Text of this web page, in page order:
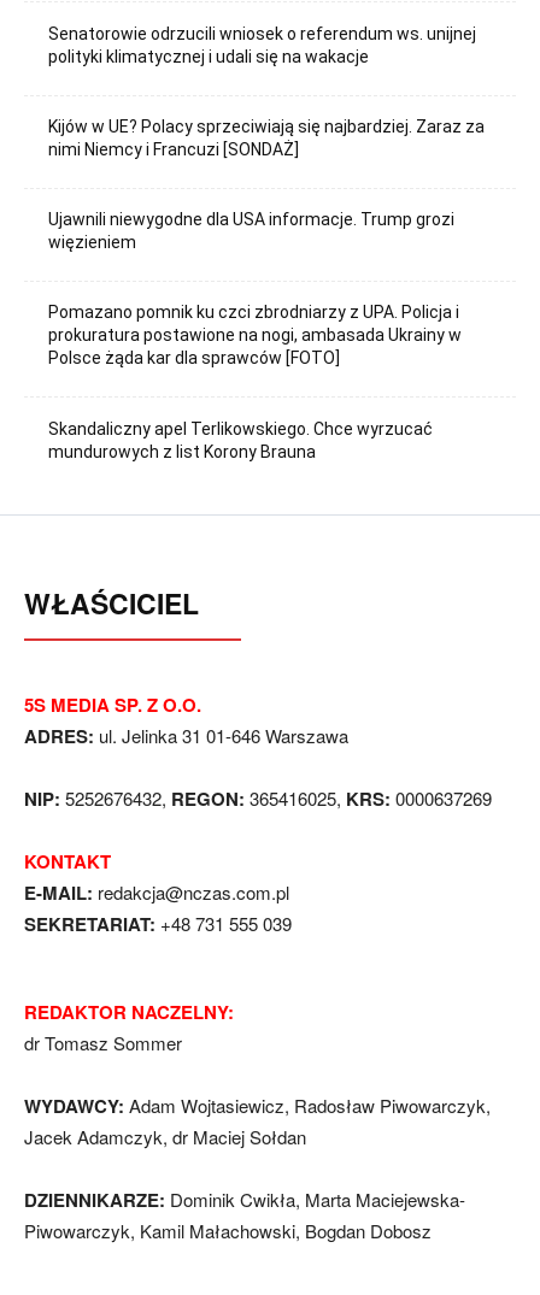
Senatorowie odrzucili wniosek o referendum ws. unijnej
polityki klimatycznej i udali się na wakacje
Kijów w UE? Polacy sprzeciwiają się najbardziej. Zaraz za
nimi Niemcy i Francuzi [SONDAŻ]
Ujawnili niewygodne dla USA informacje. Trump grozi
więzieniem
Pomazano pomnik ku czci zbrodniarzy z UPA. Policja i
prokuratura postawione na nogi, ambasada Ukrainy w
Polsce żąda kar dla sprawców [FOTO]
Skandaliczny apel Terlikowskiego. Chce wyrzucać
mundurowych z list Korony Brauna
WŁAŚCICIEL
5S MEDIA SP. Z O.O.
ADRES: ul. Jelinka 31 01-646 Warszawa
NIP: 5252676432, REGON: 365416025, KRS: 0000637269
KONTAKT
E-MAIL: redakcja@nczas.com.pl
SEKRETARIAT: +48 731 555 039
REDAKTOR NACZELNY:
dr Tomasz Sommer
WYDAWCY: Adam Wojtasiewicz, Radosław Piwowarczyk,
Jacek Adamczyk, dr Maciej Sołdan
DZIENNIKARZE: Dominik Cwikła, Marta Maciejewska-
Piwowarczyk, Kamil Małachowski, Bogdan Dobosz